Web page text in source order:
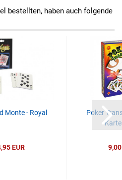
bestellten, haben auch folgende
Monte - Royal
EUR
Poker
9,00